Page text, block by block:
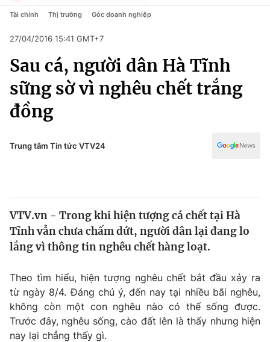
Chuyên mục
Chính trị
Xã hội
Pháp luật
Thế giới
Tin tức
Câu chuyện quốc tế
Kinh tế
Tài chính
Thị trường
Góc doanh nghiệp
Dữ liệu và đời sống
Truyền hình
Chính trị
Pháp luật
Kinh tế
Thể thao
Truyền hình
Văn hóa - Giải trí
Y tế
Tài chính Thị trường Góc doanh nghiệp
27/04/2016 15:41 GMT+7
Sau cá, người dân Hà Tĩnh
sững sờ vì nghêu chết trắng
đồng
Trung tâm Tin tức VTV24
VTV.vn - Trong khi hiện tượng cá chết tại Hà
Tĩnh vẫn chưa chấm dứt, người dân lại đang lo
lắng vì thông tin nghêu chết hàng loạt.
Theo tìm hiểu, hiện tượng nghêu chết bắt đầu xảy ra
từ ngày 8/4. Đáng chú ý, đến nay tại nhiều bãi nghêu,
không còn một con nghêu nào có thể sống được.
Trước đây, nghêu sống, cào đất lên là thấy nhưng hiện
nay lại chẳng thấy gì.